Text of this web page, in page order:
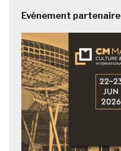
Evénement partenaire